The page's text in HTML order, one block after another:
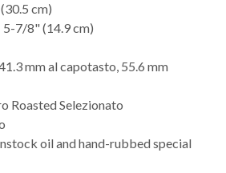
cm)
5-7/8" (14.9 cm)
mm al capotasto, 55.6 mm
Roasted Selezionato
oil and hand-rubbed special